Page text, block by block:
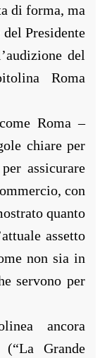
di forma, ma
Presidente
del
Roma
Roma –
chiare per
assicurare
con
quanto
assetto
non sia in
servono per
ancora
Grande